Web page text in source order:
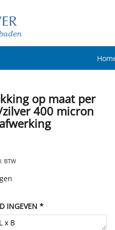
op maat per
400 micron
BTW
INGEVEN *